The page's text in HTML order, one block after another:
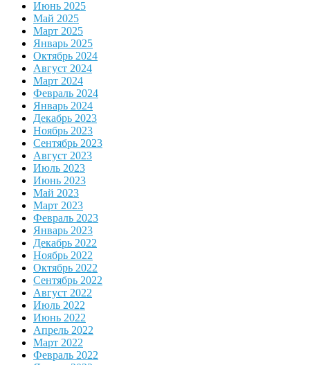
Июнь 2025
Май 2025
Март 2025
Январь 2025
Октябрь 2024
Август 2024
Март 2024
Февраль 2024
Январь 2024
Декабрь 2023
Ноябрь 2023
Сентябрь 2023
Август 2023
Июль 2023
Июнь 2023
Май 2023
Март 2023
Февраль 2023
Январь 2023
Декабрь 2022
Ноябрь 2022
Октябрь 2022
Сентябрь 2022
Август 2022
Июль 2022
Июнь 2022
Апрель 2022
Март 2022
Февраль 2022